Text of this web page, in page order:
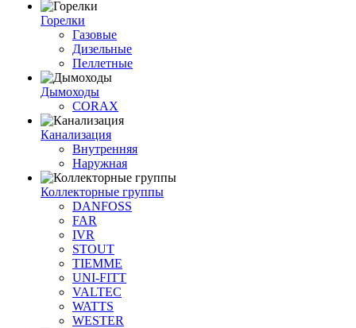
Горелки
Газовые
Дизельные
Пеллетные
Дымоходы
CORAX
Канализация
Внутренняя
Наружная
Коллекторные группы
DANFOSS
FAR
IVR
STOUT
TIEMME
UNI-FITT
VALTEC
WATTS
WESTER